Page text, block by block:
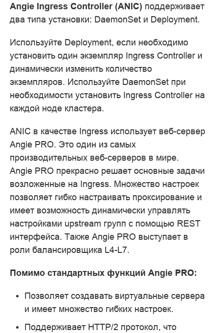
Angie Ingress Controller (ANIC) поддерживает
два типа установки: DaemonSet и Deployment.
Используйте Deployment, если необходимо
установить один экземпляр Ingress Controller и
динамически изменить количество
экземпляров. Используйте DaemonSet при
необходимости установить Ingress Controller на
каждой ноде кластера.
ANIC в качестве Ingress использует веб-сервер
Angie PRO. Это один из самых
производительных веб-серверов в мире.
Angie PRO прекрасно решает основные задачи
возложенные на Ingress. Множество настроек
позволяет гибко настраивать проксирование и
имеет возможность динамически управлять
настройками upstream групп с помощью REST
интерфейса. Также Angie PRO выступает в
роли балансировщика L4-L7.
Помимо стандартных функций Angie PRO:
Позволяет создавать виртуальные сервера
и имеет множество гибких настроек.
Поддерживает HTTP/2 протокол, что